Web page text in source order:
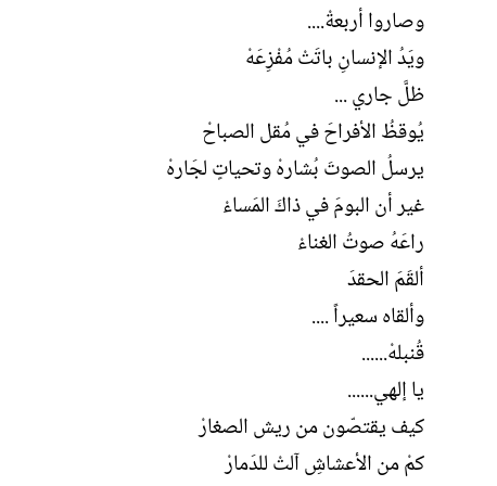
وصاروا أربعةْ....
ويَدُ اﻹنسانِ باتَتْ مُفْزِعَهْ
ظلَّ جاري ...
يُوقظُ الأفراحَ في مُقل الصباحْ
يرسلُ الصوتَ بُشارهْ وتحياتٍ لجَارهْ
غير أن البومَ في ذاكَ المَساءْ
راعَهُ صوتُ الغناءْ
ألقَمَ الحقدَ
وألقاه سعيراً ....
قُنبلهْ......
يا إلهي......
كيف يقتصّون من ريش الصغارْ
كمْ من اﻷعشاشِ آلتْ للدَمارْ